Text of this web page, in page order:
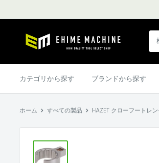
ン
キ
エ
ヒ
本
カテゴリから探す ブランドから探す
ホーム すべての製品 HAZET クローフートレ